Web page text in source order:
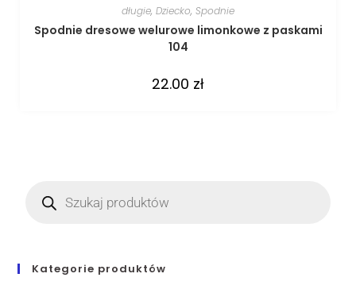
długie, Dziecko, Spodnie
Spodnie dresowe welurowe limonkowe z paskami
104
22.00 zł
Kategorie produktów